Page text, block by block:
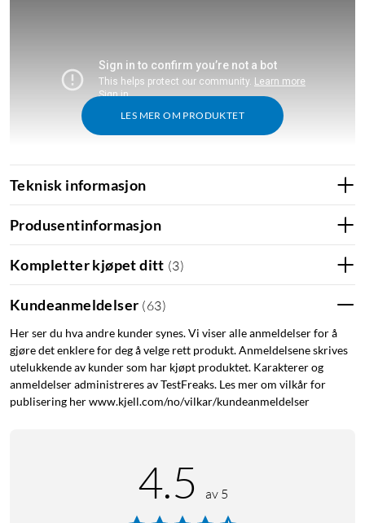
LES MER OM PRODUKTET
Teknisk informasjon
Produsentinformasjon
Kompletter kjøpet ditt (3)
Kundeanmeldelser (63)
Her ser du hva andre kunder synes. Vi viser alle anmeldelser for å
gjøre det enklere for deg å velge rett produkt. Anmeldelsene skrives
utelukkende av kunder som har kjøpt produktet. Karakterer og
anmeldelser administreres av TestFreaks. Les mer om vilkår for
publisering her www.kjell.com/no/vilkar/kundeanmeldelser
4.5 av 5